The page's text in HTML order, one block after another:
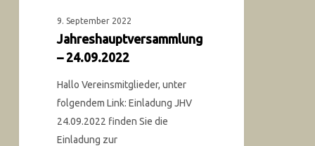
9. September 2022
Jahreshauptversammlung
– 24.09.2022
Hallo Vereinsmitglieder, unter
folgendem Link: Einladung JHV
24.09.2022 finden Sie die
Einladung zur